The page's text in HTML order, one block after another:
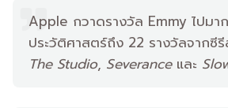
Apple กวาดรางวัล Emmy ไปมา
ประวัติศาสตร์ถึง 22 รางวัลจากซี
The Studio, Severanceและ